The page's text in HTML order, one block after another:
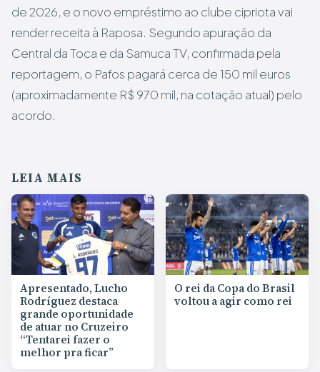
de 2026, e o novo empréstimo ao clube cipriota vai
render receita à Raposa. Segundo apuração da
Central da Toca e da Samuca TV, confirmada pela
reportagem, o Pafos pagará cerca de 150 mil euros
(aproximadamente R$ 970 mil, na cotação atual) pelo
acordo.
LEIA MAIS
Apresentado, Lucho
Rodríguez destaca
grande oportunidade
de atuar no Cruzeiro
“Tentarei fazer o
melhor pra ficar”
O rei da Copa do Brasil
voltou a agir como rei